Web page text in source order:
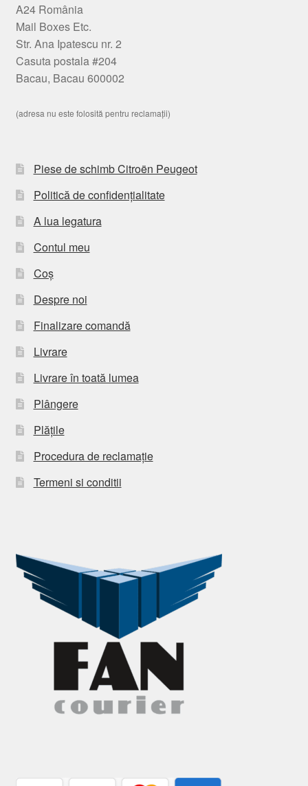
A24 România
Mail Boxes Etc.
Str. Ana Ipatescu nr. 2
Casuta postala #204
Bacau, Bacau 600002
(adresa nu este folosită pentru reclamații)
Piese de schimb Citroën Peugeot
Politică de confidențialitate
A lua legatura
Contul meu
Coș
Despre noi
Finalizare comandă
Livrare
Livrare în toată lumea
Plângere
Plățile
Procedura de reclamație
Termeni si conditii